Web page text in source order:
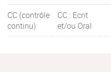
CC (contrôle
continu)
CC : Ecrit
et/ou Oral